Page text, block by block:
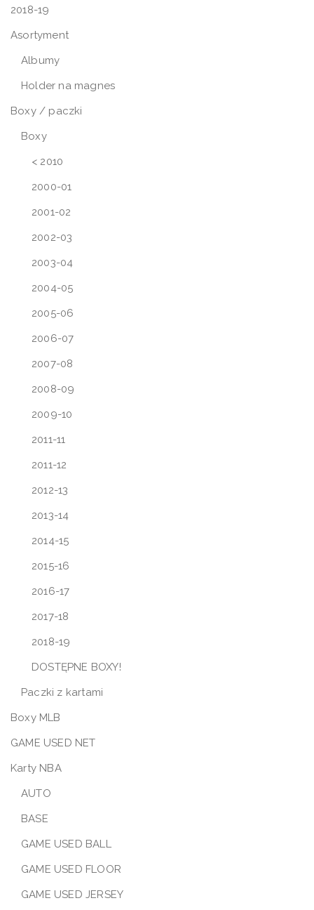
2018-19
Asortyment
Albumy
Holder na magnes
Boxy / paczki
Boxy
< 2010
2000-01
2001-02
2002-03
2003-04
2004-05
2005-06
2006-07
2007-08
2008-09
2009-10
2011-11
2011-12
2012-13
2013-14
2014-15
2015-16
2016-17
2017-18
2018-19
DOSTĘPNE BOXY!
Paczki z kartami
Boxy MLB
GAME USED NET
Karty NBA
AUTO
BASE
GAME USED BALL
GAME USED FLOOR
GAME USED JERSEY